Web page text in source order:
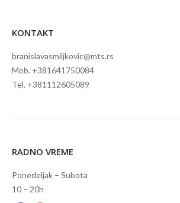
KONTAKT
branislavasmiljkovic@mts.rs
Mob. +381641750084
Tel. +381112605089
RADNO VREME
Ponedeljak – Subota
10 – 20h